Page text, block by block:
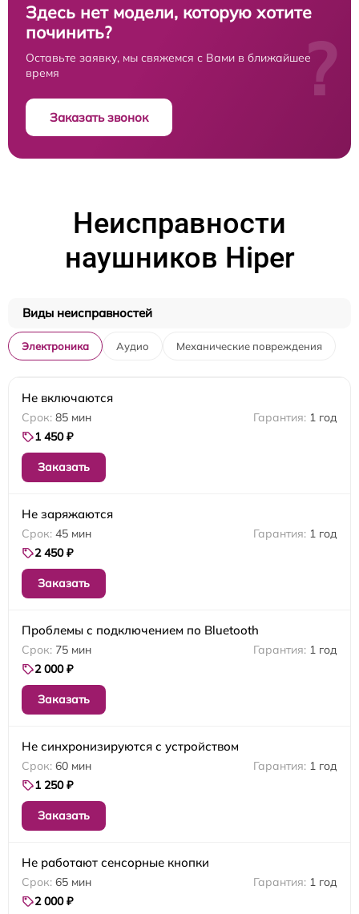
Здесь нет модели, которую хотите
починить?
Оставьте заявку, мы свяжемся с Вами в ближайшее
время
Заказать звонок
?
Неисправности
наушников Hiper
Виды неисправностей
Электроника Аудио Механические повреждения
Не включаются
85 мин
1 год
1 450 ₽
Заказать
Не заряжаются
45 мин
1 год
2 450 ₽
Заказать
Проблемы с подключением по Bluetooth
75 мин
1 год
2 000 ₽
Заказать
Не синхронизируются с устройством
60 мин
1 год
1 250 ₽
Заказать
Не работают сенсорные кнопки
65 мин
1 год
2 000 ₽